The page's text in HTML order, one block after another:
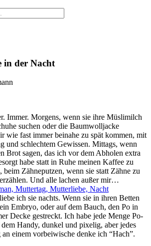
in der Nacht
Immer. Morgens, wenn sie ihre Müslimilch
suchen oder die Baumwolljacke
wie fast immer beinahe zu spät kommen, mit
und schlechtem Gewissen. Mittags, wenn
Brot sagen, das ich vor dem Abholen extra
habe statt in Ruhe meinen Kaffee zu
beim Zähneputzen, wenn sie statt Zähne zu
Und alle lachen außer mir…
ich sie nachts. Wenn sie in ihren Betten
Embryo, oder auf dem Bauch, den Po in
Decke gestreckt. Ich habe jede Menge Po-
Handy, dunkel und pixelig, aber jedes
einem vorbeiwische denke ich “Hach”.